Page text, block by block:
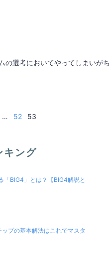
の選考においてやってしまいがち
… 52 53
キング
「BIG4」とは？【BIG4解説と
ップの基本解法はこれでマスタ